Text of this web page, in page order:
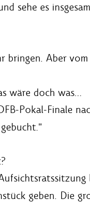
sehe es
Aber
wäre doch was...
Pokal-Finale
geben. Die